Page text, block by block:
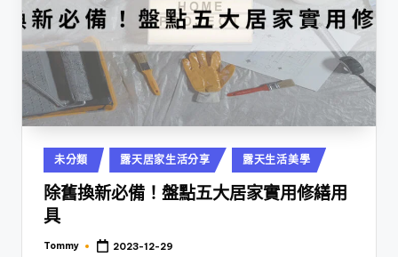
Posted
in
未分類 露天居家生活分享 露天生活美學
除舊換新必備！盤點五大居家實用修繕用
具
Posted
Tommy 2023-12-29